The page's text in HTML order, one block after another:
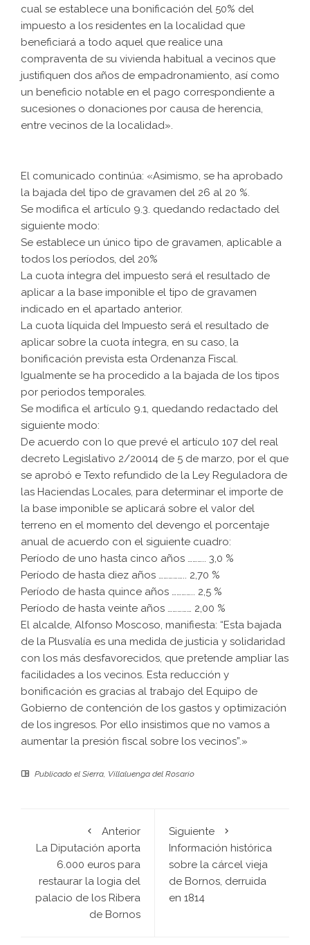
cual se establece una bonificación del 50% del
impuesto a los residentes en la localidad que
beneficiará a todo aquel que realice una
compraventa de su vivienda habitual a vecinos que
justifiquen dos años de empadronamiento, así como
un beneficio notable en el pago correspondiente a
sucesiones o donaciones por causa de herencia,
entre vecinos de la localidad».
El comunicado continúa: «Asimismo, se ha aprobado
la bajada del tipo de gravamen del 26 al 20 %.
Se modifica el artículo 9.3. quedando redactado del
siguiente modo:
Se establece un único tipo de gravamen, aplicable a
todos los períodos, del 20%
La cuota íntegra del impuesto será el resultado de
aplicar a la base imponible el tipo de gravamen
indicado en el apartado anterior.
La cuota líquida del Impuesto será el resultado de
aplicar sobre la cuota íntegra, en su caso, la
bonificación prevista esta Ordenanza Fiscal.
Igualmente se ha procedido a la bajada de los tipos
por periodos temporales.
Se modifica el artículo 9.1, quedando redactado del
siguiente modo:
De acuerdo con lo que prevé el artículo 107 del real
decreto Legislativo 2/20014 de 5 de marzo, por el que
se aprobó e Texto refundido de la Ley Reguladora de
las Haciendas Locales, para determinar el importe de
la base imponible se aplicará sobre el valor del
terreno en el momento del devengo el porcentaje
anual de acuerdo con el siguiente cuadro:
Período de uno hasta cinco años ……….. 3,0 %
Período de hasta diez años …………….. 2,70 %
Período de hasta quince años ………….. 2,5 %
Período de hasta veinte años …………… 2,00 %
El alcalde, Alfonso Moscoso, manifiesta: “Esta bajada
de la Plusvalía es una medida de justicia y solidaridad
con los más desfavorecidos, que pretende ampliar las
facilidades a los vecinos. Esta reducción y
bonificación es gracias al trabajo del Equipo de
Gobierno de contención de los gastos y optimización
de los ingresos. Por ello insistimos que no vamos a
aumentar la presión fiscal sobre los vecinos”.»
Publicado el Sierra, Villaluenga del Rosario
Anterior
La Diputación aporta
6.000 euros para
restaurar la logia del
palacio de los Ribera
de Bornos
Siguiente
Información histórica
sobre la cárcel vieja
de Bornos, derruida
en 1814